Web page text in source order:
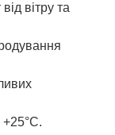
вітру та
+25°С.